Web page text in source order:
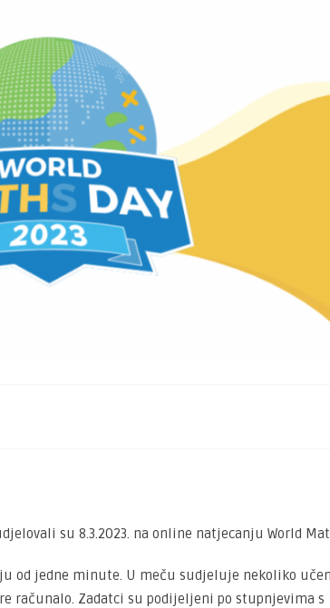
su 8.3.2023. na online natjecanju World
od jedne minute. U meču sudjeluje nekoliko
računalo. Zadatci su podijeljeni po stupnjevima s